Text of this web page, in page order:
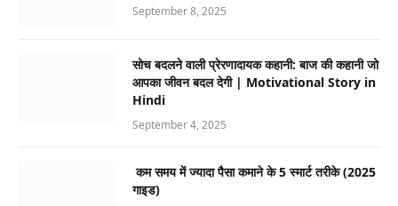
September 8, 2025
सोच बदलने वाली प्रेरणादायक कहानी: बाज की कहानी जो
आपका जीवन बदल देगी | Motivational Story in
Hindi
September 4, 2025
कम समय में ज्यादा पैसा कमाने के 5 स्मार्ट तरीके (2025
गाइड)